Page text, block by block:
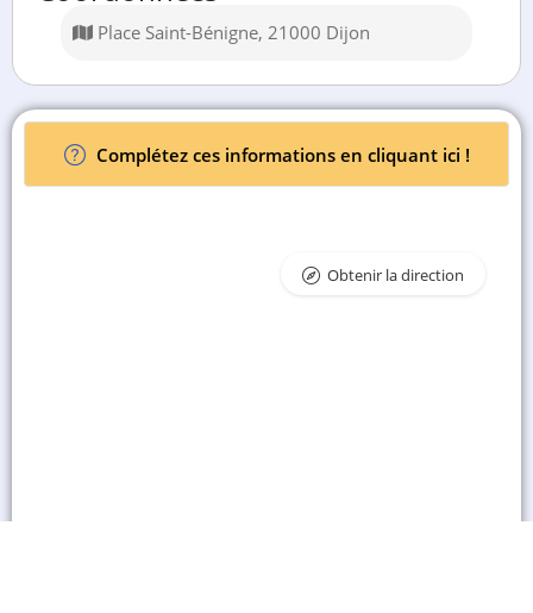
Place Saint-Bénigne, 21000 Dijon
Complétez ces informations en cliquant ici !
Obtenir la direction